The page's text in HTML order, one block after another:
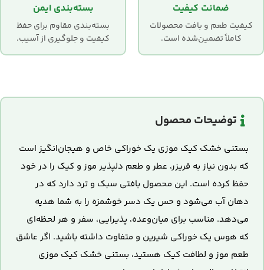
ضمانت کیفیت
کیفیت طعم و بافت محصولات
کاملاً تضمین‌شده است.
بسته‌بندی ایمن
بسته‌بندی مقاوم برای حفظ
کیفیت و جلوگیری از آسیب.
توضیحات محصول
بستنی خشک کیک موزی یک خوراکی خاص و هیجان‌انگیز است
که بدون نیاز به فریزر، عطر و طعم دلپذیر موز و کیک را در خود
حفظ کرده است. این محصول بافتی سبک و ترد دارد که در
دهان آب می‌شود و حس یک دسر خوشمزه را به شما هدیه
می‌دهد. مناسب برای میان‌وعده، پذیرایی، سفر و هر لحظه‌ای
که هوس یک خوراکی شیرین و متفاوت داشته باشید. اگر عاشق
طعم موز و لطافت کیک هستید، بستنی خشک کیک موزی